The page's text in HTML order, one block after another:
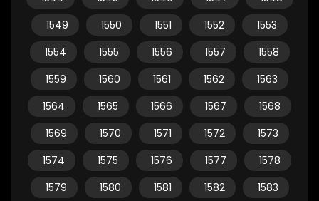
1549
1550 1551 1552
1553
1554
1555 1556 1557
1558
1559
1560 1561 1562
1563
1564
1565 1566 1567
1568
1569
1570 1571 1572
1573
1574
1575 1576 1577
1578
1579
1580 1581 1582
1583